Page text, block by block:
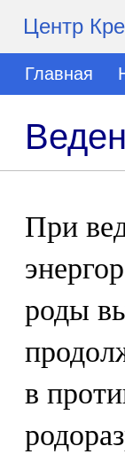
Центр
Главная
При
роды
в